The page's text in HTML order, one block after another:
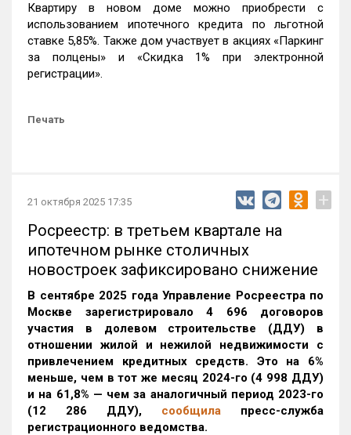
Квартиру в новом доме можно приобрести с
использованием ипотечного кредита по льготной
ставке 5,85%. Также дом участвует в акциях «Паркинг
за полцены» и «Скидка 1% при электронной
регистрации».
Печать
21 октября 2025 17:35 +
Росреестр: в третьем квартале на
ипотечном рынке столичных
новостроек зафиксировано снижение
В сентябре 2025 года Управление Росреестра по
Москве зарегистрировало 4 696 договоров
участия в долевом строительстве (ДДУ) в
отношении жилой и нежилой недвижимости с
привлечением кредитных средств. Это на 6%
меньше, чем в тот же месяц 2024-го (4 998 ДДУ)
и на 61,8% — чем за аналогичный период 2023-го
(12 286 ДДУ), сообщила пресс-служба
регистрационного ведомства.